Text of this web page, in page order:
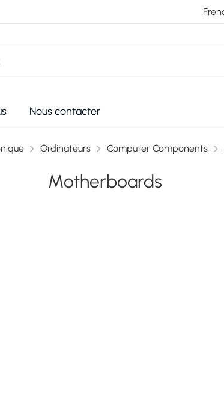
Nous contacter
Ordinateurs Computer Components
Motherboards